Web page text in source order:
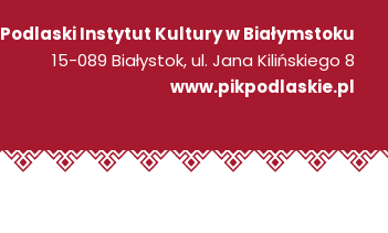
Podlaski Instytut Kultury w Białymstoku
15-089 Białystok, ul. Jana Kilińskiego 8
www.pikpodlaskie.pl